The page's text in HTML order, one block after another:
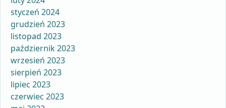
styczeń 2024
grudzień 2023
listopad 2023
październik 2023
wrzesień 2023
sierpień 2023
lipiec 2023
czerwiec 2023